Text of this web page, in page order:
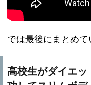
では最後にまとめて
高校生がダイエッ